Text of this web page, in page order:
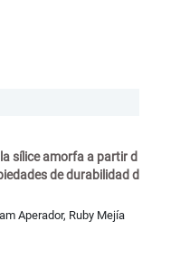
sílice amorfa a partir d
de durabilidad d
Aperador, Ruby Mejía